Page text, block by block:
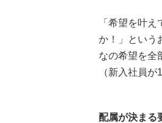
「希望を叶
か！」という
なの希望を全
（新入社員
配属が決まる